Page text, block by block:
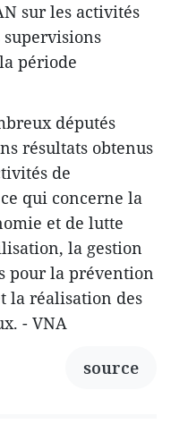
sur les activités
supervisions
période
députés
résultats obtenus
de
qui concerne la
et de lutte
la gestion
pour la prévention
la réalisation des
- VNA
source